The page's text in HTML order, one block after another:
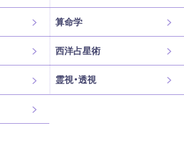
算命学
西洋占星術
霊視・透視